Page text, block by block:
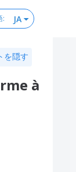
: JA
を隠す
à